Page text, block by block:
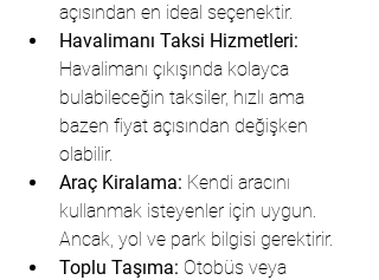
açısından en ideal seçenektir.
Havalimanı Taksi Hizmetleri:
Havalimanı çıkışında kolayca
bulabileceğin taksiler, hızlı ama
bazen fiyat açısından değişken
olabilir.
Araç Kiralama: Kendi aracını
kullanmak isteyenler için uygun.
Ancak, yol ve park bilgisi gerektirir.
Toplu Taşıma: Otobüs veya